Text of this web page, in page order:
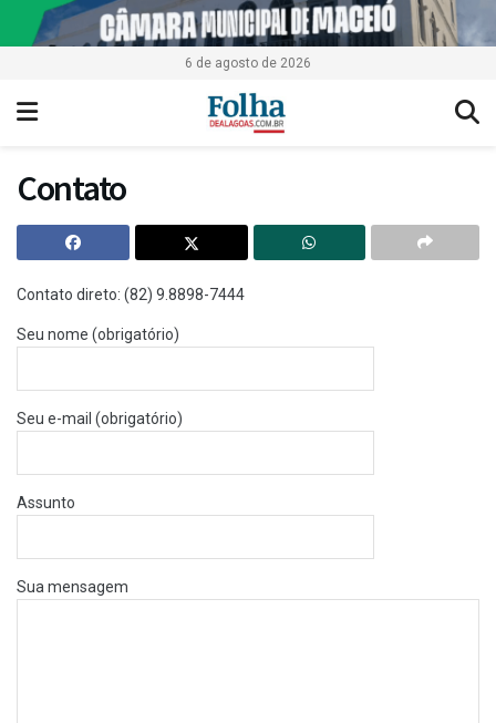
6 de agosto de 2026
Contato
Contato direto: (82) 9.8898-7444
Seu nome (obrigatório)
Seu e-mail (obrigatório)
Assunto
Sua mensagem